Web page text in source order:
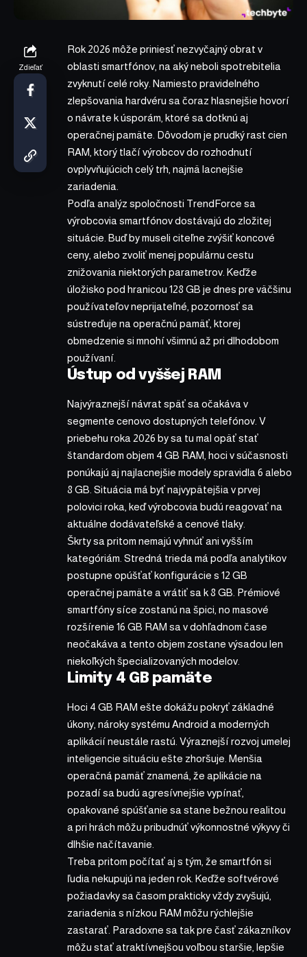
Zdieľať
Rok 2026 môže priniesť nezvyčajný obrat v
oblasti smartfónov, na aký neboli spotrebitelia
zvyknutí celé roky. Namiesto pravidelného
zlepšovania hardvéru sa čoraz hlasnejšie hovorí
o návrate k úsporám, ktoré sa dotknú aj
operačnej pamäte. Dôvodom je prudký rast cien
RAM, ktorý tlačí výrobcov do rozhodnutí
ovplyvňujúcich celý trh, najmä lacnejšie
zariadenia.
Podľa analýz spoločnosti TrendForce sa
výrobcovia smartfónov dostávajú do zložitej
situácie. Buď by museli citeľne zvýšiť koncové
ceny, alebo zvoliť menej populárnu cestu
znižovania niektorých parametrov. Keďže
úložisko pod hranicou 128 GB je dnes pre väčšinu
používateľov neprijateľné, pozornosť sa
sústreďuje na operačnú pamäť, ktorej
obmedzenie si mnohí všimnú až pri dlhodobom
používaní.
Ústup od vyššej RAM
Najvýraznejší návrat späť sa očakáva v
segmente cenovo dostupných telefónov. V
priebehu roka 2026 by sa tu mal opäť stať
štandardom objem 4 GB RAM, hoci v súčasnosti
ponúkajú aj najlacnejšie modely spravidla 6 alebo
8 GB. Situácia má byť najvypätejšia v prvej
polovici roka, keď výrobcovia budú reagovať na
aktuálne dodávateľské a cenové tlaky.
Škrty sa pritom nemajú vyhnúť ani vyšším
kategóriám. Stredná trieda má podľa analytikov
postupne opúšťať konfigurácie s 12 GB
operačnej pamäte a vrátiť sa k 8 GB. Prémiové
smartfóny síce zostanú na špici, no masové
rozšírenie 16 GB RAM sa v dohľadnom čase
neočakáva a tento objem zostane výsadou len
niekoľkých špecializovaných modelov.
Limity 4 GB pamäte
Hoci 4 GB RAM ešte dokážu pokryť základné
úkony, nároky systému Android a moderných
aplikácií neustále rastú. Výraznejší rozvoj umelej
inteligencie situáciu ešte zhoršuje. Menšia
operačná pamäť znamená, že aplikácie na
pozadí sa budú agresívnejšie vypínať,
opakované spúšťanie sa stane bežnou realitou
a pri hrách môžu pribudnúť výkonnostné výkyvy či
dlhšie načítavanie.
Treba pritom počítať aj s tým, že smartfón si
ľudia nekupujú na jeden rok. Keďže softvérové
požiadavky sa časom prakticky vždy zvyšujú,
zariadenia s nízkou RAM môžu rýchlejšie
zastarať. Paradoxne sa tak pre časť zákazníkov
môžu stať atraktívnejšou voľbou staršie, lepšie